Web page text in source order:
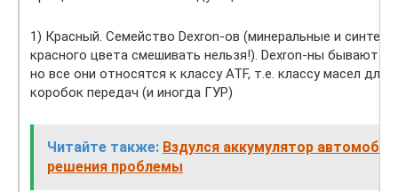
1) Красный. Семейство Dexron-ов (минеральные и
красного цвета смешивать нельзя!). Dexron-ны бывают
но все они относятся к классу ATF, т.е. классу масел для
коробок передач (и иногда ГУР)
Читайте также: Вздулся аккумулятор
решения проблемы